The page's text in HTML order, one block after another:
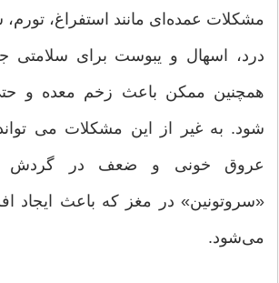
مشکلات عمده‌ای مانند استفراغ،
درد، اسهال و یبوست برای سلامتی
همچنین ممکن باعث زخم معده و
شود. به غیر از این مشکلات می
عروق خونی و ضعف در گردش
«سروتونین» در مغز که باعث ایجاد
می‌شود.